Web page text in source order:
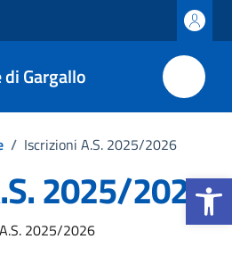
Apri la
Gargallo
/ Iscrizioni A.S. 2025/2026
2025/2026
notizia
2025/2026